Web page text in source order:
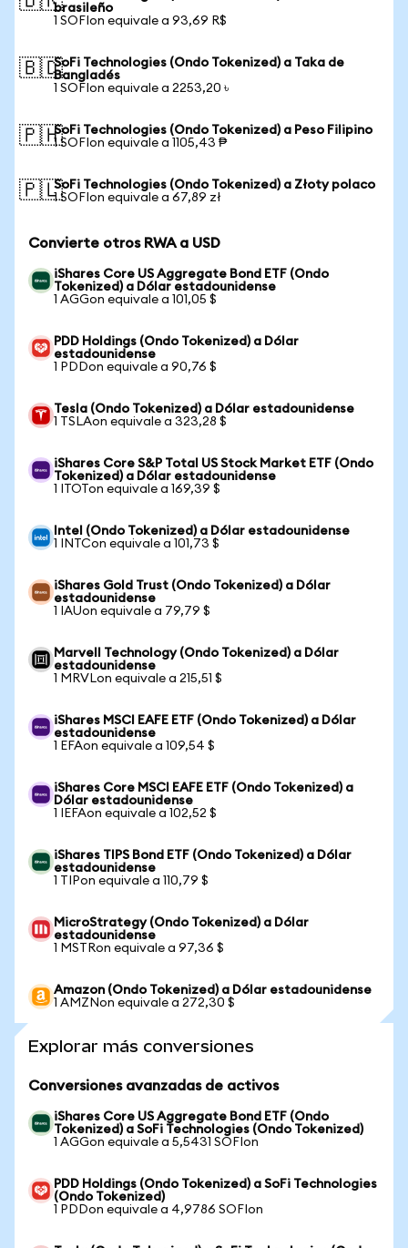
brasileño
1 SOFIon equivale a 93,69 R$
🇧🇩SoFi Technologies (Ondo Tokenized) a Taka de
Bangladés
1 SOFIon equivale a 2253,20 ৳
🇵🇭SoFi Technologies (Ondo Tokenized) a Peso Filipino
1 SOFIon equivale a 1105,43 ₱
🇵🇱SoFi Technologies (Ondo Tokenized) a Złoty polaco
1 SOFIon equivale a 67,89 zł
Convierte otros RWA a USD
iShares Core US Aggregate Bond ETF (Ondo
Tokenized) a Dólar estadounidense
1 AGGon equivale a 101,05 $
PDD Holdings (Ondo Tokenized) a Dólar
estadounidense
1 PDDon equivale a 90,76 $
Tesla (Ondo Tokenized) a Dólar estadounidense
1 TSLAon equivale a 323,28 $
iShares Core S&P Total US Stock Market ETF (Ondo
Tokenized) a Dólar estadounidense
1 ITOTon equivale a 169,39 $
Intel (Ondo Tokenized) a Dólar estadounidense
1 INTCon equivale a 101,73 $
iShares Gold Trust (Ondo Tokenized) a Dólar
estadounidense
1 IAUon equivale a 79,79 $
Marvell Technology (Ondo Tokenized) a Dólar
estadounidense
1 MRVLon equivale a 215,51 $
iShares MSCI EAFE ETF (Ondo Tokenized) a Dólar
estadounidense
1 EFAon equivale a 109,54 $
iShares Core MSCI EAFE ETF (Ondo Tokenized) a
Dólar estadounidense
1 IEFAon equivale a 102,52 $
iShares TIPS Bond ETF (Ondo Tokenized) a Dólar
estadounidense
1 TIPon equivale a 110,79 $
MicroStrategy (Ondo Tokenized) a Dólar
estadounidense
1 MSTRon equivale a 97,36 $
Amazon (Ondo Tokenized) a Dólar estadounidense
1 AMZNon equivale a 272,30 $
Explorar más conversiones
Conversiones avanzadas de activos
iShares Core US Aggregate Bond ETF (Ondo
Tokenized) a SoFi Technologies (Ondo Tokenized)
1 AGGon equivale a 5,5431 SOFIon
PDD Holdings (Ondo Tokenized) a SoFi Technologies
(Ondo Tokenized)
1 PDDon equivale a 4,9786 SOFIon